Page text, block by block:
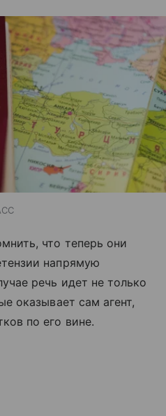
что теперь они
напрямую
речь идет не только
оказывает сам агент,
по его вине.